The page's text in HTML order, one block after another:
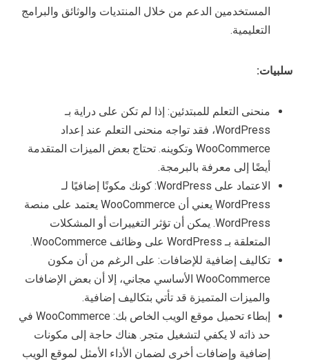
المستخدمين الدعم من خلال المنتديات والوثائق والبرامج
التعليمية.
سلبيات:
منحنى التعلم للمبتدئين: إذا لم تكن على دراية بـ
WordPress، فقد تواجه منحنى التعلم عند إعداد
WooCommerce وتكوينه. تحتاج بعض الميزات المتقدمة
أيضًا إلى معرفة بالبرمجة.
الاعتماد على WordPress: كونك مكونًا إضافيًا لـ
WordPress يعني أن WooCommerce يعتمد على منصة
WordPress. يمكن أن تؤثر التغييرات أو المشكلات
المتعلقة بـ WordPress على وظائف WooCommerce.
تكاليف إضافية للإضافات: على الرغم من أن مكون
WooCommerce الأساسي مجاني، إلا أن بعض الإضافات
والميزات المتميزة قد تأتي بتكاليف إضافية.
إبطاء تحميل موقع الويب الخاص بك: WooCommerce في
حد ذاته لا يكفي لتشغيل متجر. هناك حاجة إلى مكونات
إضافية وإضافات أخرى لضمان الأداء الأمثل لموقع الويب